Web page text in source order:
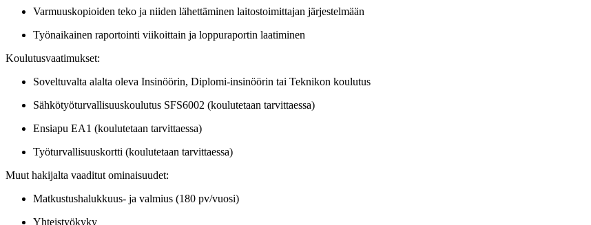
Varmuuskopioiden teko ja niiden lähettäminen laitostoimittajan järjestelmään
Työnaikainen raportointi viikoittain ja loppuraportin laatiminen
Koulutusvaatimukset:
Soveltuvalta alalta oleva Insinöörin, Diplomi-insinöörin tai Teknikon koulutus
Sähkötyöturvallisuuskoulutus SFS6002 (koulutetaan tarvittaessa)
Ensiapu EA1 (koulutetaan tarvittaessa)
Työturvallisuuskortti (koulutetaan tarvittaessa)
Muut hakijalta vaaditut ominaisuudet:
Matkustushalukkuus- ja valmius (180 pv/vuosi)
Yhteistyökyky